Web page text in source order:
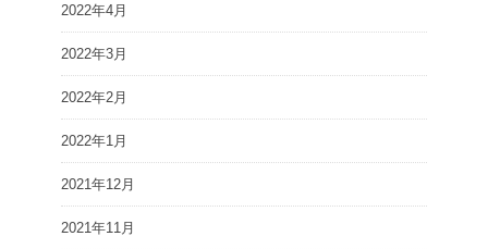
2022年4月
2022年3月
2022年2月
2022年1月
2021年12月
2021年11月